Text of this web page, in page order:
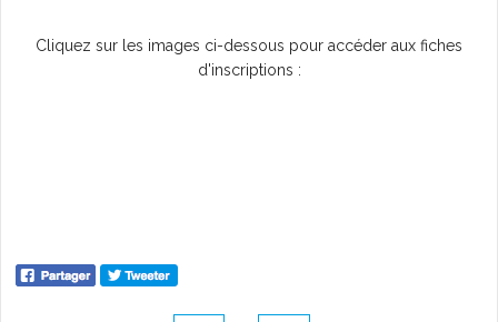
Cliquez sur les images ci-dessous pour accéder aux fiches
d'inscriptions :